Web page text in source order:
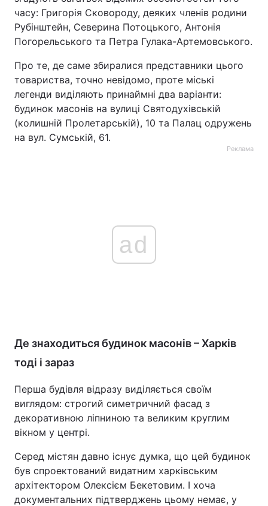
часу: Григорія Сковороду, деяких членів родини
Рубінштейн, Северина Потоцького, Антонія
Погорельського та Петра Гулака-Артемовського.
Про те, де саме збиралися представники цього
товариства, точно невідомо, проте міські
легенди виділяють принаймні два варіанти:
будинок масонів на вулиці Святодухівській
(колишній Пролетарській), 10 та Палац одружень
на вул. Сумській, 61.
Реклама
ad
Де знаходиться будинок масонів – Харків
тоді і зараз
Перша будівля відразу виділяється своїм
виглядом: строгий симетричний фасад з
декоративною ліпниною та великим круглим
вікном у центрі.
Серед містян давно існує думка, що цей будинок
був спроектований видатним харківським
архітектором Олексієм Бекетовим. І хоча
документальних підтверджень цьому немає, у